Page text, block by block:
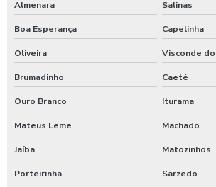
Posto de lavagem de caminhões
Preço de controlador de banho
Produto para higienização interna de veiculos
Produtos para lavagem de caminhões
Almenara Salinas
Boa Esperança Capelinha
Oliveira Visconde do
Brumadinho Caeté
Ouro Branco Iturama
Mateus Leme Machado
Jaíba Matozinhos
Porteirinha Sarzedo